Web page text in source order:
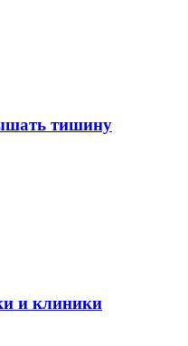
тишину
и клиники